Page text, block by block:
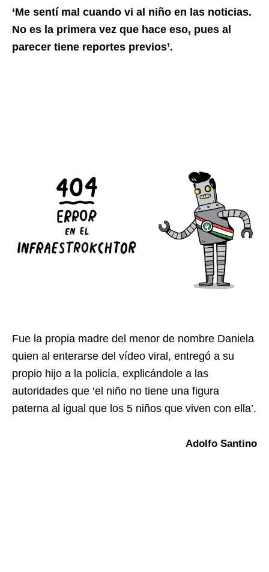
‘Me sentí mal cuando vi al niño en las noticias.
No es la primera vez que hace eso, pues al
parecer tiene reportes previos’.
Fue la propia madre del menor de nombre Daniela
quien al enterarse del vídeo viral, entregó a su
propio hijo a la policía, explicándole a las
autoridades que ‘el niño no tiene una figura
paterna al igual que los 5 niños que viven con ella’.
Adolfo Santino